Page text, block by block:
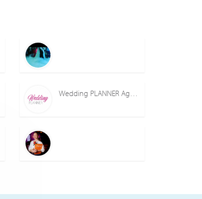
Wedding PLANNER Agency